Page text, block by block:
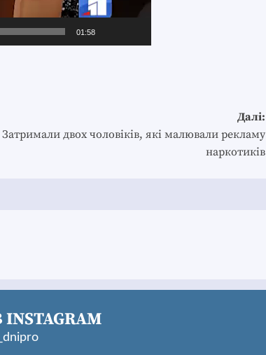
01:58
Далі:
Затримали двох чоловіків, які малювали рекламу
наркотиків